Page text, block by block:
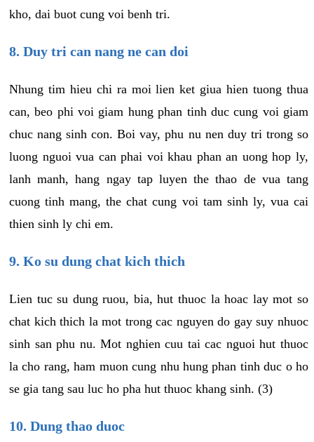
kho, dai buot cung voi benh tri.
8. Duy tri can nang ne can doi
Nhung tim hieu chi ra moi lien ket giua hien tuong thua
can, beo phi voi giam hung phan tinh duc cung voi giam
chuc nang sinh con. Boi vay, phu nu nen duy tri trong so
luong nguoi vua can phai voi khau phan an uong hop ly,
lanh manh, hang ngay tap luyen the thao de vua tang
cuong tinh mang, the chat cung voi tam sinh ly, vua cai
thien sinh ly chi em.
9. Ko su dung chat kich thich
Lien tuc su dung ruou, bia, hut thuoc la hoac lay mot so
chat kich thich la mot trong cac nguyen do gay suy nhuoc
sinh san phu nu. Mot nghien cuu tai cac nguoi hut thuoc
la cho rang, ham muon cung nhu hung phan tinh duc o ho
se gia tang sau luc ho pha hut thuoc khang sinh. (3)
10. Dung thao duoc